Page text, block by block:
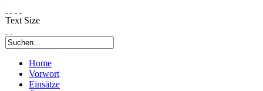
Text Size
Home
Vorwort
Einsätze